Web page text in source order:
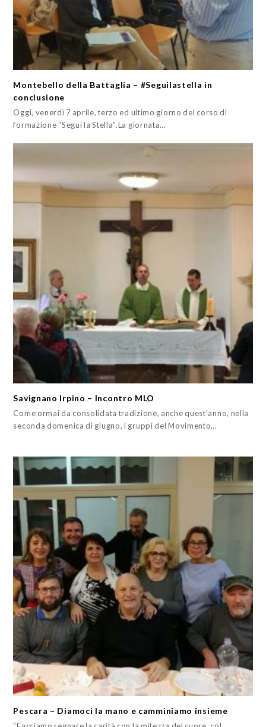
Montebello della Battaglia – #Seguilastella in
conclusione
Oggi, venerdì 7 aprile, terzo ed ultimo giorno del corso di
formazione “Segui la Stella”.La giornata…
Savignano Irpino – Incontro MLO
Come ormai da consolidata tradizione, anche quest’anno, nella
seconda domenica di giugno, i gruppi del Movimento…
Pescara – Diamoci la mano e camminiamo insieme